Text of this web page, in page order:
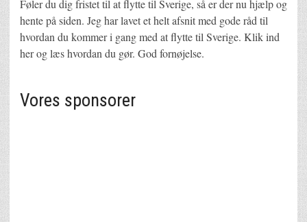
Føler du dig fristet til at flytte til Sverige, så er der nu hjælp og
hente på siden. Jeg har lavet et helt afsnit med gode råd til
hvordan du kommer i gang med at flytte til Sverige. Klik ind
her og læs hvordan du gør. God fornøjelse.
Vores sponsorer